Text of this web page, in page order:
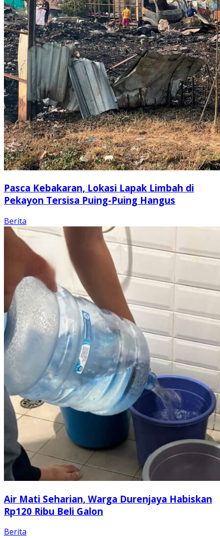
Pasca Kebakaran, Lokasi Lapak Limbah di
Pekayon Tersisa Puing-Puing Hangus
Berita
Air Mati Seharian, Warga Durenjaya Habiskan
Rp120 Ribu Beli Galon
Berita